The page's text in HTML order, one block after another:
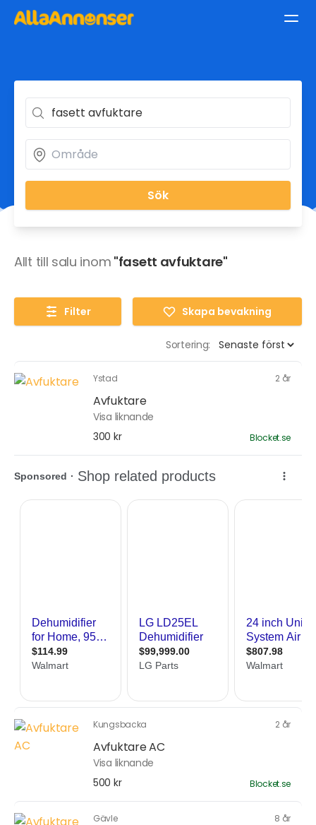
Sök
Allt till salu inom "fasett avfuktare"
Filter Skapa bevakning
Sortering:
Ystad 2 år
Avfuktare
Visa liknande
300 kr
Blocket.se
Kungsbacka 2 år
Avfuktare AC
Visa liknande
500 kr
Blocket.se
Gävle 8 år